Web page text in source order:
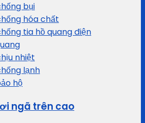
bụi
hóa chất
tia hồ quang điện
nhiệt
lạnh
hộ
ngã trên cao